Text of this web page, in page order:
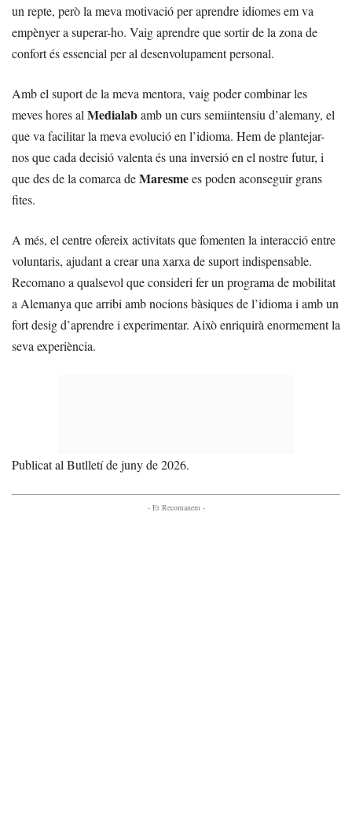
un repte, però la meva motivació per aprendre idiomes em va
empènyer a superar-ho. Vaig aprendre que sortir de la zona de
confort és essencial per al desenvolupament personal.
Amb el suport de la meva mentora, vaig poder combinar les
meves hores al Medialabamb un curs semiintensiu d’alemany, el
que va facilitar la meva evolució en l’idioma. Hem de plantejar-
nos que cada decisió valenta és una inversió en el nostre futur, i
que des de la comarca deMaresmees poden aconseguir grans
fites.
A més, el centre ofereix activitats que fomenten la interacció entre
voluntaris, ajudant a crear una xarxa de suport indispensable.
Recomano a qualsevol que consideri fer un programa de mobilitat
a Alemanya que arribi amb nocions bàsiques de l’idioma i amb un
fort desig d’aprendre i experimentar. Això enriquirà enormement la
seva experiència.
Publicat al Butlletí de juny de 2026.
- Et Recomanem -